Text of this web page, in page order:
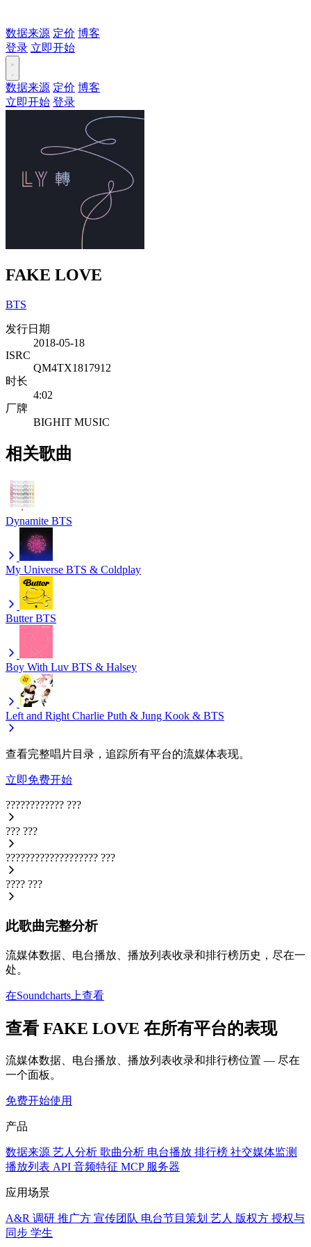
数据来源 定价 博客
登录 立即开始
数据来源 定价 博客
立即开始 登录
FAKE LOVE
BTS
发行日期
2018-05-18
ISRC
QM4TX1817912
时长
4:02
厂牌
BIGHIT MUSIC
相关歌曲
Dynamite BTS
My Universe BTS & Coldplay
Butter BTS
Boy With Luv BTS & Halsey
Left and Right Charlie Puth & Jung Kook & BTS
查看完整唱片目录，追踪所有平台的流媒体表现。
立即免费开始
???????????? ???
??? ???
??????????????????? ???
???? ???
此歌曲完整分析
流媒体数据、电台播放、播放列表收录和排行榜历史，尽在一
处。
在Soundcharts上查看
查看 FAKE LOVE 在所有平台的表现
流媒体数据、电台播放、播放列表收录和排行榜位置 — 尽在
一个面板。
免费开始使用
产品
数据来源 艺人分析 歌曲分析 电台播放 排行榜 社交媒体监测
播放列表 API 音频特征 MCP 服务器
应用场景
A&R 调研 推广方 宣传团队 电台节目策划 艺人 版权方 授权与
同步 学生